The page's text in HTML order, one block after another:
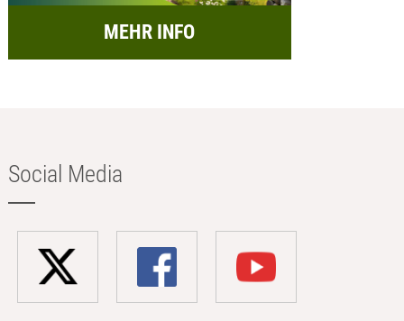
MEHR INFO
Social Media